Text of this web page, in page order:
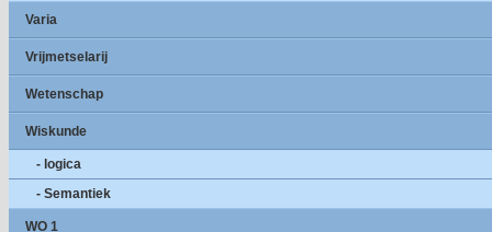
Varia
Vrijmetselarij
Wetenschap
Wiskunde
- logica
- Semantiek
WO 1